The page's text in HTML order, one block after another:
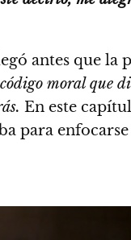
antes que la
moral que
En este
para